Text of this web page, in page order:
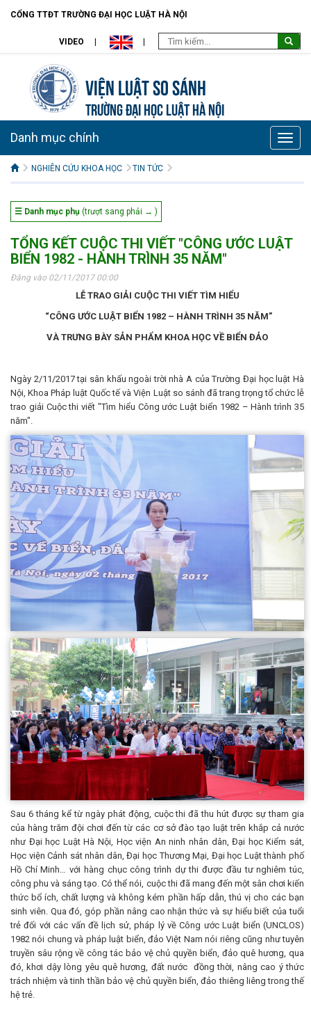
CỔNG TTĐT TRƯỜNG ĐẠI HỌC LUẬT HÀ NỘI
VIDEO
Viện Luật so sánh
TRƯỜNG ĐẠI HỌC LUẬT HÀ NỘI
Toggle
Danh mục chính
NGHIÊN CỨU KHOA HỌC TIN TỨC
☰ Danh mục phụ (trượt sang phải → )
TỔNG KẾT CUỘC THI VIẾT "CÔNG ƯỚC LUẬT
BIỂN 1982 - HÀNH TRÌNH 35 NĂM"
Đăng vào 02/11/2017 00:00
LỄ TRAO GIẢI CUỘC THI VIẾT TÌM HIỂU
“CÔNG ƯỚC LUẬT BIỂN 1982 – HÀNH TRÌNH 35 NĂM”
VÀ TRƯNG BÀY SẢN PHẨM KHOA HỌC VỀ BIỂN ĐẢO
Ngày 2/11/2017 tại sân khấu ngoài trời nhà A của Trường Đại học luật Hà
Nội, Khoa Pháp luật Quốc tế và Viện Luật so sánh đã trang trọng tổ chức lễ
trao giải Cuộc thi viết "Tìm hiểu Công ước Luật biển 1982 – Hành trình 35
năm".
Sau 6 tháng kể từ ngày phát động, cuộc thi đã thu hút được sự tham gia
của hàng trăm đội chơi đến từ các cơ sở đào tạo luật trên khắp cả nước
như Đại học Luật Hà Nội, Học viện An ninh nhân dân, Đại học Kiểm sát,
Học viện Cảnh sát nhân dân, Đại học Thương Mại, Đại học Luật thành phố
Hồ Chí Minh… với hàng chục công trình dự thi được đầu tư nghiêm túc,
công phu và sáng tạo. Có thể nói, cuộc thi đã mang đến một sân chơi kiến
thức bổ ích, chất lượng và không kém phần hấp dẫn, thú vị cho các bạn
sinh viên. Qua đó, góp phần nâng cao nhận thức và sự hiểu biết của tuổi
trẻ đối với các vấn đề lịch sử, pháp lý về Công ước Luật biển (UNCLOS)
1982 nói chung và pháp luật biển, đảo Việt Nam nói riêng cũng như tuyên
truyền sâu rộng về công tác bảo vệ chủ quyền biển, đảo quê hương, qua
đó, khơi dậy lòng yêu quê hương, đất nước đồng thời, nâng cao ý thức
trách nhiệm và tinh thần bảo vệ chủ quyền biển, đảo thiêng liêng trong thế
hệ trẻ.